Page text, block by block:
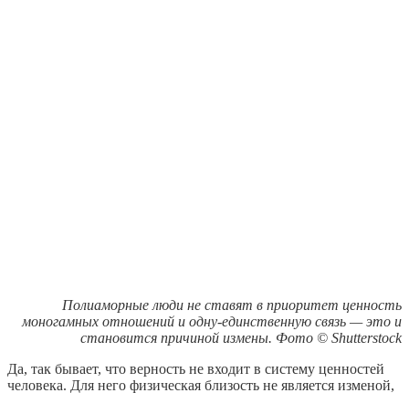
Полиаморные люди не ставят в приоритет ценность
моногамных отношений и одну-единственную связь — это и
становится причиной измены. Фото © Shutterstock
Да, так бывает, что верность не входит в систему ценностей
человека. Для него физическая близость не является изменой,